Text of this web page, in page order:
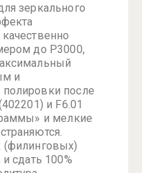
зеркального
до P3000,
и
после
и F6.01
и мелкие
(филинговых)
сдать 100%